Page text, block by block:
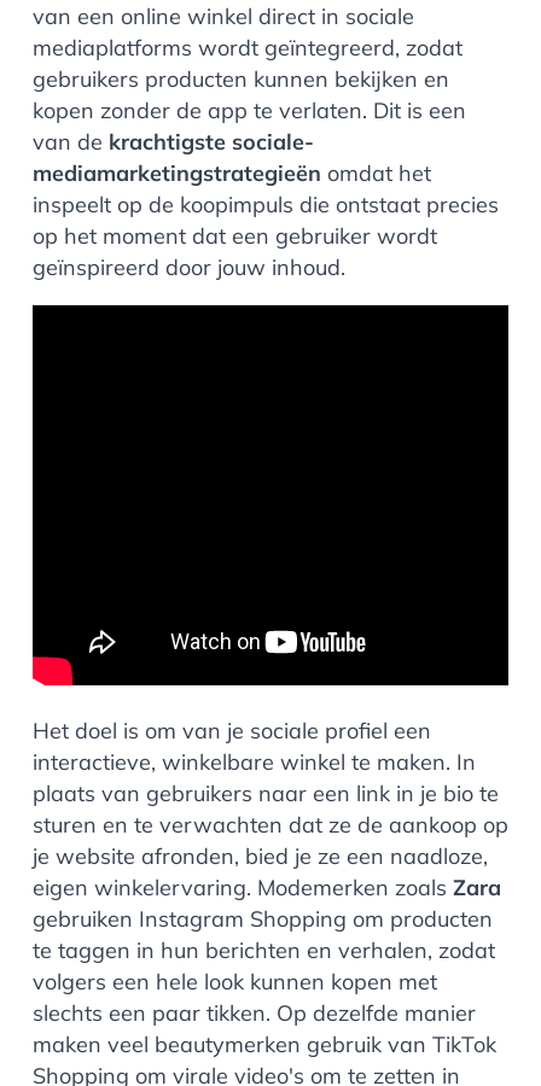
van een online winkel direct in sociale
mediaplatforms wordt geïntegreerd, zodat
gebruikers producten kunnen bekijken en
kopen zonder de app te verlaten. Dit is een
van de krachtigste sociale-
mediamarketingstrategieën omdat het
inspeelt op de koopimpuls die ontstaat precies
op het moment dat een gebruiker wordt
geïnspireerd door jouw inhoud.
Het doel is om van je sociale profiel een
interactieve, winkelbare winkel te maken. In
plaats van gebruikers naar een link in je bio te
sturen en te verwachten dat ze de aankoop op
je website afronden, bied je ze een naadloze,
eigen winkelervaring. Modemerken zoals Zara
gebruiken Instagram Shopping om producten
te taggen in hun berichten en verhalen, zodat
volgers een hele look kunnen kopen met
slechts een paar tikken. Op dezelfde manier
maken veel beautymerken gebruik van TikTok
Shopping om virale video's om te zetten in